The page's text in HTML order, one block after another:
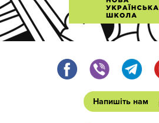
Напишіть нам